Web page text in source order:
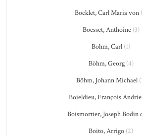
Bocklet, Carl Maria von
Boesset, Anthoine(3)
Bohm, Carl (1)
Böhm, Georg(4)
Böhm, Johann Michael
Boieldieu, François
Boismortier, Joseph Bodin
Boito, Arrigo (2)